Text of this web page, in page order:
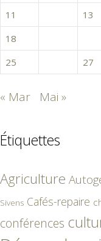
11
13
18
25
27
« Mar Mai »
Étiquettes
Agriculture
Sivens Cafés-repaire
conférences